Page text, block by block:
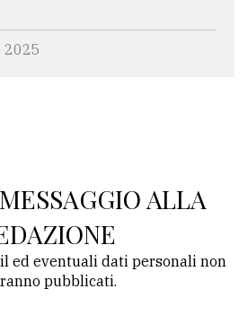
2025
ALLA
ed eventuali dati personali non
pubblicati.